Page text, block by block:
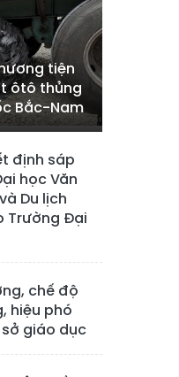
tiện
ôtô thủng
Bắc-Nam
định sáp
học Văn
Du lịch
Trường Đại
chế độ
hiệu phó
giáo dục